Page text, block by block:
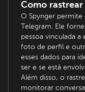
Como rastrear
O Spynger
Telegram. Ele
pessoa vinculada
foto de perfil e
esses dados para
ser e se está
Além disso, o
monitorar